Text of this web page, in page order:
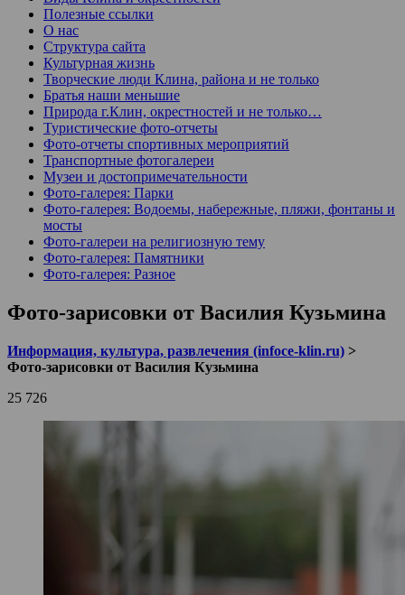
Полезные ссылки
О нас
Структура сайта
Культурная жизнь
Творческие люди Клина, района и не только
Братья наши меньшие
Природа г.Клин, окрестностей и не только…
Туристические фото-отчеты
Фото-отчеты спортивных мероприятий
Транспортные фотогалереи
Музеи и достопримечательности
Фото-галерея: Парки
Фото-галерея: Водоемы, набережные, пляжи, фонтаны и
мосты
Фото-галереи на религиозную тему
Фото-галерея: Памятники
Фото-галерея: Разное
Фото-зарисовки от Василия Кузьмина
Информация, культура, развлечения (infoce-klin.ru) >
Фото-зарисовки от Василия Кузьмина
25 726